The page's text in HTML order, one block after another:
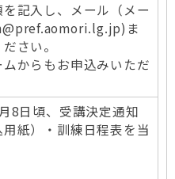
記入し、メール（メー
ま
さい。
からもお申込みいただ
8日頃、受講決定通知
紙）・訓練日程表を当